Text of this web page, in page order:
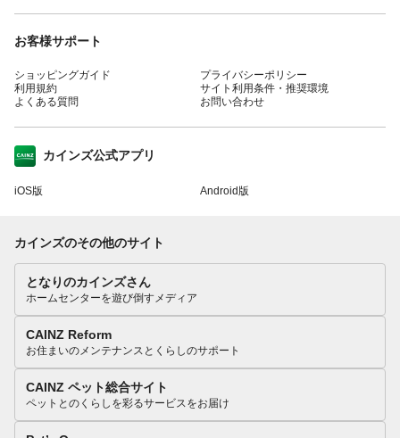
お客様サポート
ショッピングガイド
利用規約
よくある質問
プライバシーポリシー
サイト利用条件・推奨環境
お問い合わせ
カインズ公式アプリ
iOS版 Android版
カインズのその他のサイト
となりのカインズさん
ホームセンターを遊び倒すメディア
CAINZ Reform
お住まいのメンテナンスとくらしのサポート
CAINZ ペット総合サイト
ペットとのくらしを彩るサービスをお届け